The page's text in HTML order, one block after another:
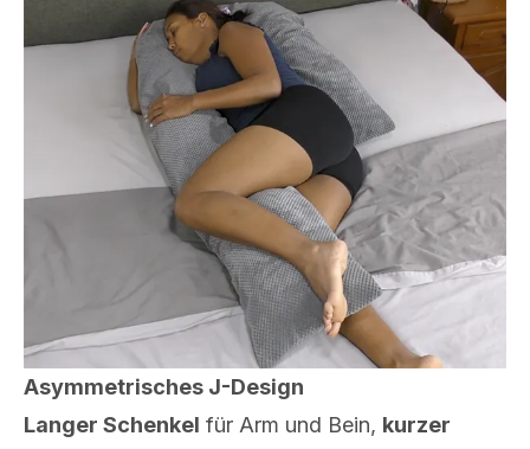
Asymmetrisches J-Design
Langer Schenkel für Arm und Bein, kurzer